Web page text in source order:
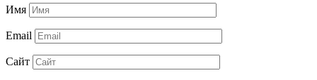
Имя
Email
Сайт